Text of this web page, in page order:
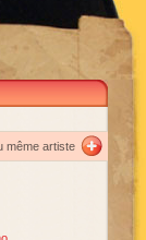
même artiste